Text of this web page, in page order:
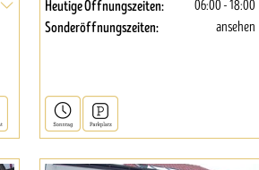
Heutige Öffnungszeiten: 06:00 - 18:00
Sonderöffnungszeiten: ansehen